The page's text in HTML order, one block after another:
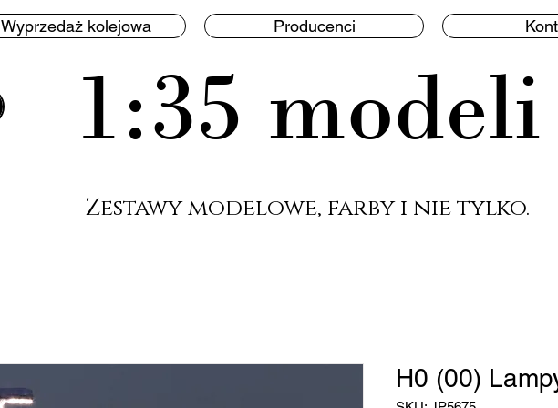
Wyprzedaż kolejowa Producenci
1:35 modeli
Zestawy modelowe, farby i nie tylko.
H0 (00)